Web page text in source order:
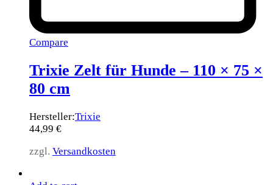
Compare
Trixie Zelt für Hunde – 110 × 75 ×
80 cm
Hersteller:Trixie
44,99 €
zzgl. Versandkosten